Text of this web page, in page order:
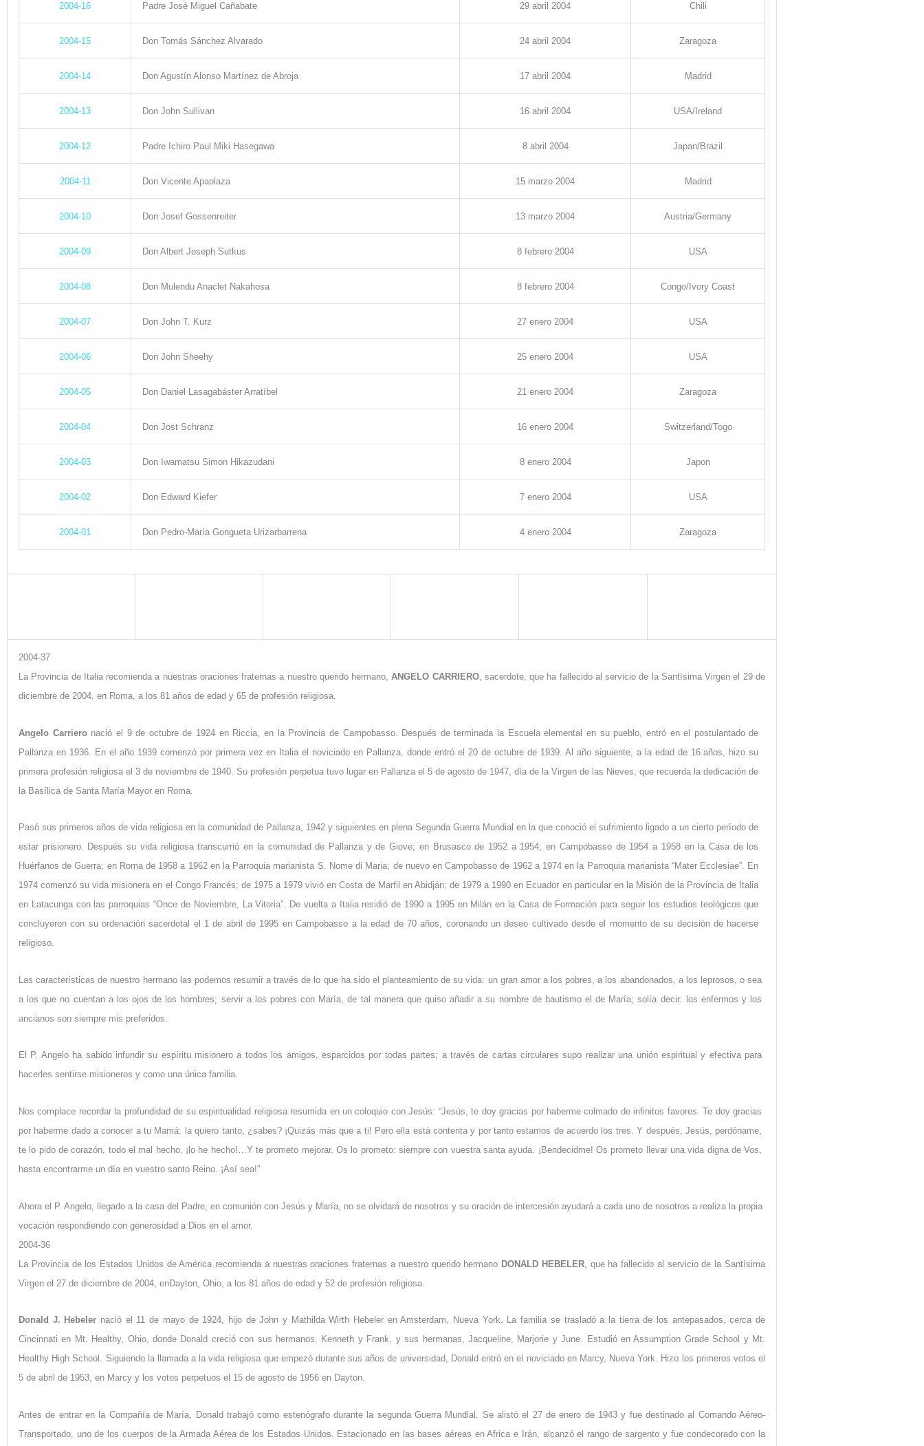
2004-16 Padre José Miguel Cañabate 29 abril 2004 Chili
2004-15 Don Tomás Sánchez Alvarado 24 abril 2004 Zaragoza
2004-14 Don Agustín Alonso Martínez de Abroja 17 abril 2004 Madrid
2004-13 Don John Sullivan 16 abril 2004 USA/Ireland
2004-12 Padre Ichiro Paul Miki Hasegawa 8abril 2004 Japan/Brazil
2004-11 Don Vicente Apaolaza 15 marzo 2004 Madrid
2004-10 Don Josef Gossenreiter 13 marzo 2004 Austria/Germany
2004-09 Don Albert Joseph Sutkus 8febrero2004 USA
2004-08 Don Mulendu Anaclet Nakahosa 8febrero2004 Congo/Ivory Coast
2004-07 Don John T. Kurz 27 enero 2004 USA
2004-06 Don John Sheehy 25 enero 2004 USA
2004-05 Don Daniel Lasagabáster Arratíbel 21 enero 2004 Zaragoza
2004-04 Don Jost Schranz 16 enero 2004 Switzerland/Togo
2004-03 Don Iwamatsu Simon Hikazudani 8enero2004 Japon
2004-02 Don Edward Kiefer 7enero2004 USA
2004-01 Don Pedro-María Gongueta Urizarbarrena 4enero2004 Zaragoza
2004-37
La Provincia de Italia recomienda a nuestras oraciones fraternas a nuestro querido hermano,ANGELO CARRIERO, sacerdote, que ha fallecido al servicio de la Santísima Virgen el 29 de
diciembre de 2004, en Roma, a los 81 años de edad y 65 de profesión religiosa.
Angelo Carrieronació el 9 de octubre de 1924 en Riccia, en la Provincia de Campobasso. Después de terminada la Escuela elemental en su pueblo, entró en el postulantado de
Pallanza en 1936. En el año 1939 comenzó por primera vez en Italia el noviciado en Pallanza, donde entró el 20 de octubre de 1939. Al año siguiente, a la edad de 16 años, hizo su
primera profesión religiosa el 3 de noviembre de 1940. Su profesión perpetua tuvo lugar en Pallanza el 5 de agosto de 1947, día de la Virgen de las Nieves, que recuerda la dedicación de
la Basílica de Santa María Mayor en Roma.
Pasó sus primeros años de vida religiosa en la comunidad de Pallanza, 1942 y siguientes en plena Segunda Guerra Mundial en la que conoció el sufrimiento ligado a un cierto período de
estar prisionero. Después su vida religiosa transcurrió en la comunidad de Pallanza y de Giove; en Brusasco de 1952 a 1954; en Campobasso de 1954 a 1958 en la Casa de los
Huérfanos de Guerra; en Roma de 1958 a 1962 en la Parroquia marianista S. Nome di Maria; de nuevo en Campobasso de 1962 a 1974 en la Parroquia marianista “Mater Ecclesiae”. En
1974 comenzó su vida misionera en el Congo Francés; de 1975 a 1979 vivió en Costa de Marfil en Abidján; de 1979 a 1990 en Ecuador en particular en la Misión de la Provincia de Italia
en Latacunga con las parroquias “Once de Noviembre, La Vitoria”. De vuelta a Italia residió de 1990 a 1995 en Milán en la Casa de Formación para seguir los estudios teológicos que
concluyeron con su ordenación sacerdotal el 1 de abril de 1995 en Campobasso a la edad de 70 años, coronando un deseo cultivado desde el momento de su decisión de hacerse
religioso.
Las características de nuestro hermano las podemos resumir a través de lo que ha sido el planteamiento de su vida: un gran amor a los pobres, a los abandonados, a los leprosos, o sea
a los que no cuentan a los ojos de los hombres; servir a los pobres con María, de tal manera que quiso añadir a su nombre de bautismo el de María; solía decir: los enfermos y los
ancianos son siempre mis preferidos.
El P. Angelo ha sabido infundir su espíritu misionero a todos los amigos, esparcidos por todas partes; a través de cartas circulares supo realizar una unión espiritual y efectiva para
hacerles sentirse misioneros y como una única familia.
Nos complace recordar la profundidad de su espiritualidad religiosa resumida en un coloquio con Jesús: “Jesús, te doy gracias por haberme colmado de infinitos favores. Te doy gracias
por haberme dado a conocer a tu Mamá: la quiero tanto, ¿sabes? ¡Quizás más que a ti! Pero ella está contenta y por tanto estamos de acuerdo los tres. Y después, Jesús, perdóname,
te lo pido de corazón, todo el mal hecho, ¡lo he hecho!…Y te prometo mejorar. Os lo prometo: siempre con vuestra santa ayuda. ¡Bendecidme! Os prometo llevar una vida digna de Vos,
hasta encontrarme un día en vuestro santo Reino. ¡Así sea!”
Ahora el P. Angelo, llegado a la casa del Padre, en comunión con Jesús y María, no se olvidará de nosotros y su oración de intercesión ayudará a cada uno de nosotros a realiza la propia
vocación respondiendo con generosidad a Dios en el amor.
2004-36
La Provincia de los Estados Unidos de América recomienda a nuestras oraciones fraternas a nuestro querido hermano DONALD HEBELER, que ha fallecido al servicio de la Santísima
Virgen el 27 de diciembre de 2004, enDayton, Ohio , a los 81 años de edad y 52 de profesión religiosa.
Donald J. Hebeler nació el 11 de mayo de 1924, hijo de John y Mathilda Wirth Hebeler en Amsterdam, Nueva York. La familia se trasladó a la tierra de los antepasados, cerca de
Cincinnati en Mt. Healthy, Ohio, donde Donald creció con sus hermanos, Kenneth y Frank, y sus hermanas, Jacqueline, Marjorie y June. Estudió en Assumption Grade School y Mt.
Healthy High School. Siguiendo la llamada a la vida religiosa que empezó durante sus años de universidad, Donald entró en el noviciado en Marcy, Nueva York. Hizo los primeros votos el
5 de abril de 1953, en Marcy y los votos perpetuos el 15 de agosto de 1956 en Dayton.
Antes de entrar en la Compañía de María, Donald trabajó como estenógrafo durante la segunda Guerra Mundial. Se alistó el 27 de enero de 1943 y fue destinado al Comando Aéreo-
Transportado, uno de los cuerpos de la Armada Aérea de los Estados Unidos. Estacionado en las bases aéreas en Africa e Irán, alcanzó el rango de sargento y fue condecorado con la